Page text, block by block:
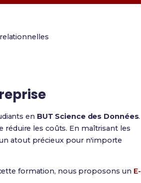
en BUT Science des Données.
réduire les coûts. En maîtrisant les
atout précieux pour n'importe
formation, nous proposons un E-